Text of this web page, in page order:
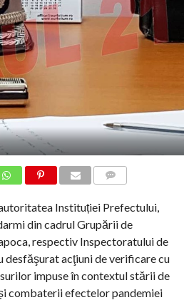
Instituției Prefectului,
din cadrul Grupării de
respectiv Inspectoratului de
desfăşurat acţiuni de verificare cu
impuse în contextul stării de
combaterii efectelor pandemiei